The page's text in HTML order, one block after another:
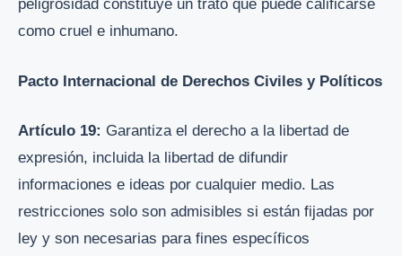
peligrosidad constituye un trato que puede calificarse
como cruel e inhumano.
Pacto Internacional de Derechos Civiles y Políticos
Artículo 19: Garantiza el derecho a la libertad de
expresión, incluida la libertad de difundir
informaciones e ideas por cualquier medio. Las
restricciones solo son admisibles si están fijadas por
ley y son necesarias para fines específicos